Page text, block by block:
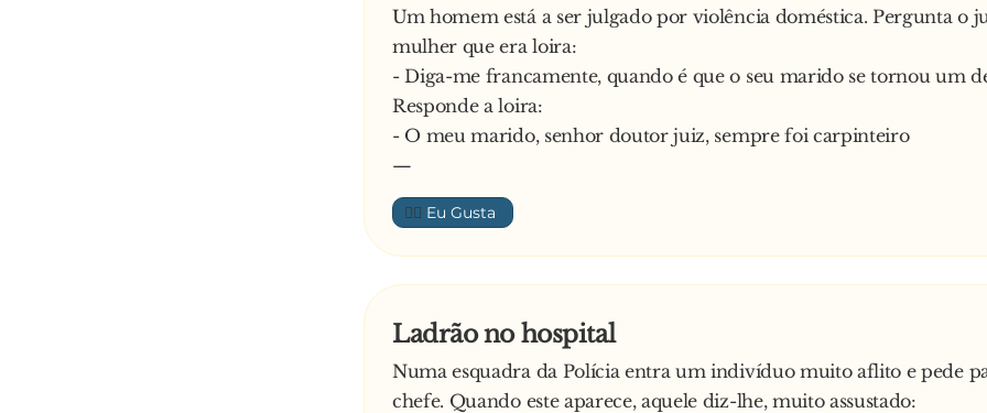
Um homem está a ser julgado por violência doméstica. Pergunta o
mulher que era loira:
- Diga-me francamente, quando é que o seu marido se tornou um
Responde a loira:
- O meu marido, senhor doutor juiz, sempre foi carpinteiro
—
👍🏼
Ladrão no hospital
Numa esquadra da Polícia entra um indivíduo muito aflito e pede
chefe. Quando este aparece, aquele diz-lhe, muito assustado: